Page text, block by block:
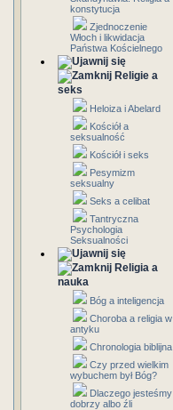
konstytucja
Zjednoczenie
Włoch i likwidacja
Państwa Kościelnego
Religie a
seks
Heloiza i Abelard
Kościół a
seksualność
Kościół i seks
Pesymizm
seksualny
Seks a celibat
Tantryczna
Psychologia
Seksualności
Religia a
nauka
Bóg a inteligencja
Choroba a religia w
antyku
Chronologia biblijna
Czy przed wielkim
wybuchem był Bóg?
Dlaczego jesteśmy
dobrzy albo źli